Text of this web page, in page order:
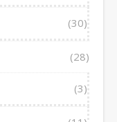
(30)
(28)
(3)